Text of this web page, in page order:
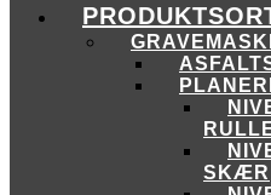
SKÆR